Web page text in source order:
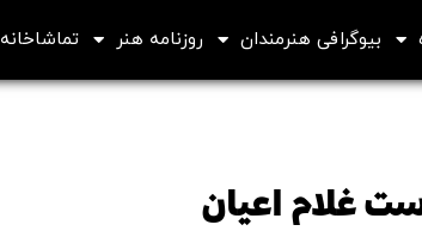
بیوگرافی هنرمندان روزنامه هنر تماشاخانه
غلام اعیان